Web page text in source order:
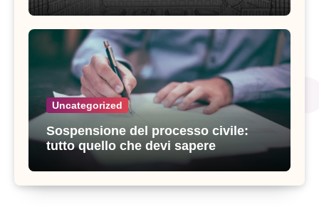
giustizia amministrativa
Uncategorized
Sospensione del processo civile:
tutto quello che devi sapere